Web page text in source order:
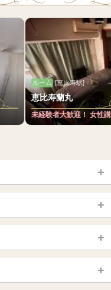
ルーム [恵比寿駅]
恵比寿蘭丸
未経験者大歓迎！ 女性
青森
山形
越谷・春日部
岐阜県